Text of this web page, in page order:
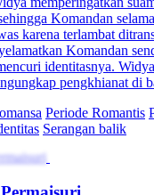
Konflik Keluarga
Cantik
lelaki, Pina Liman
mencapai kesuksesan.
memutuskan untuk
disangka anggota